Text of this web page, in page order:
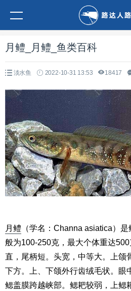
月鳢_月鳢_鱼类百科
淡水鱼 2022-10-31 13:53 18417
月鳢 （学名：Channa asiatica）
般为100-250克，最大个体重达
直，尾柄短。头宽，中等大。上颌
下方。上、下颌外行齿绒毛状。眼
鳃盖膜跨越峡部。鳃耙较弱，上鳃